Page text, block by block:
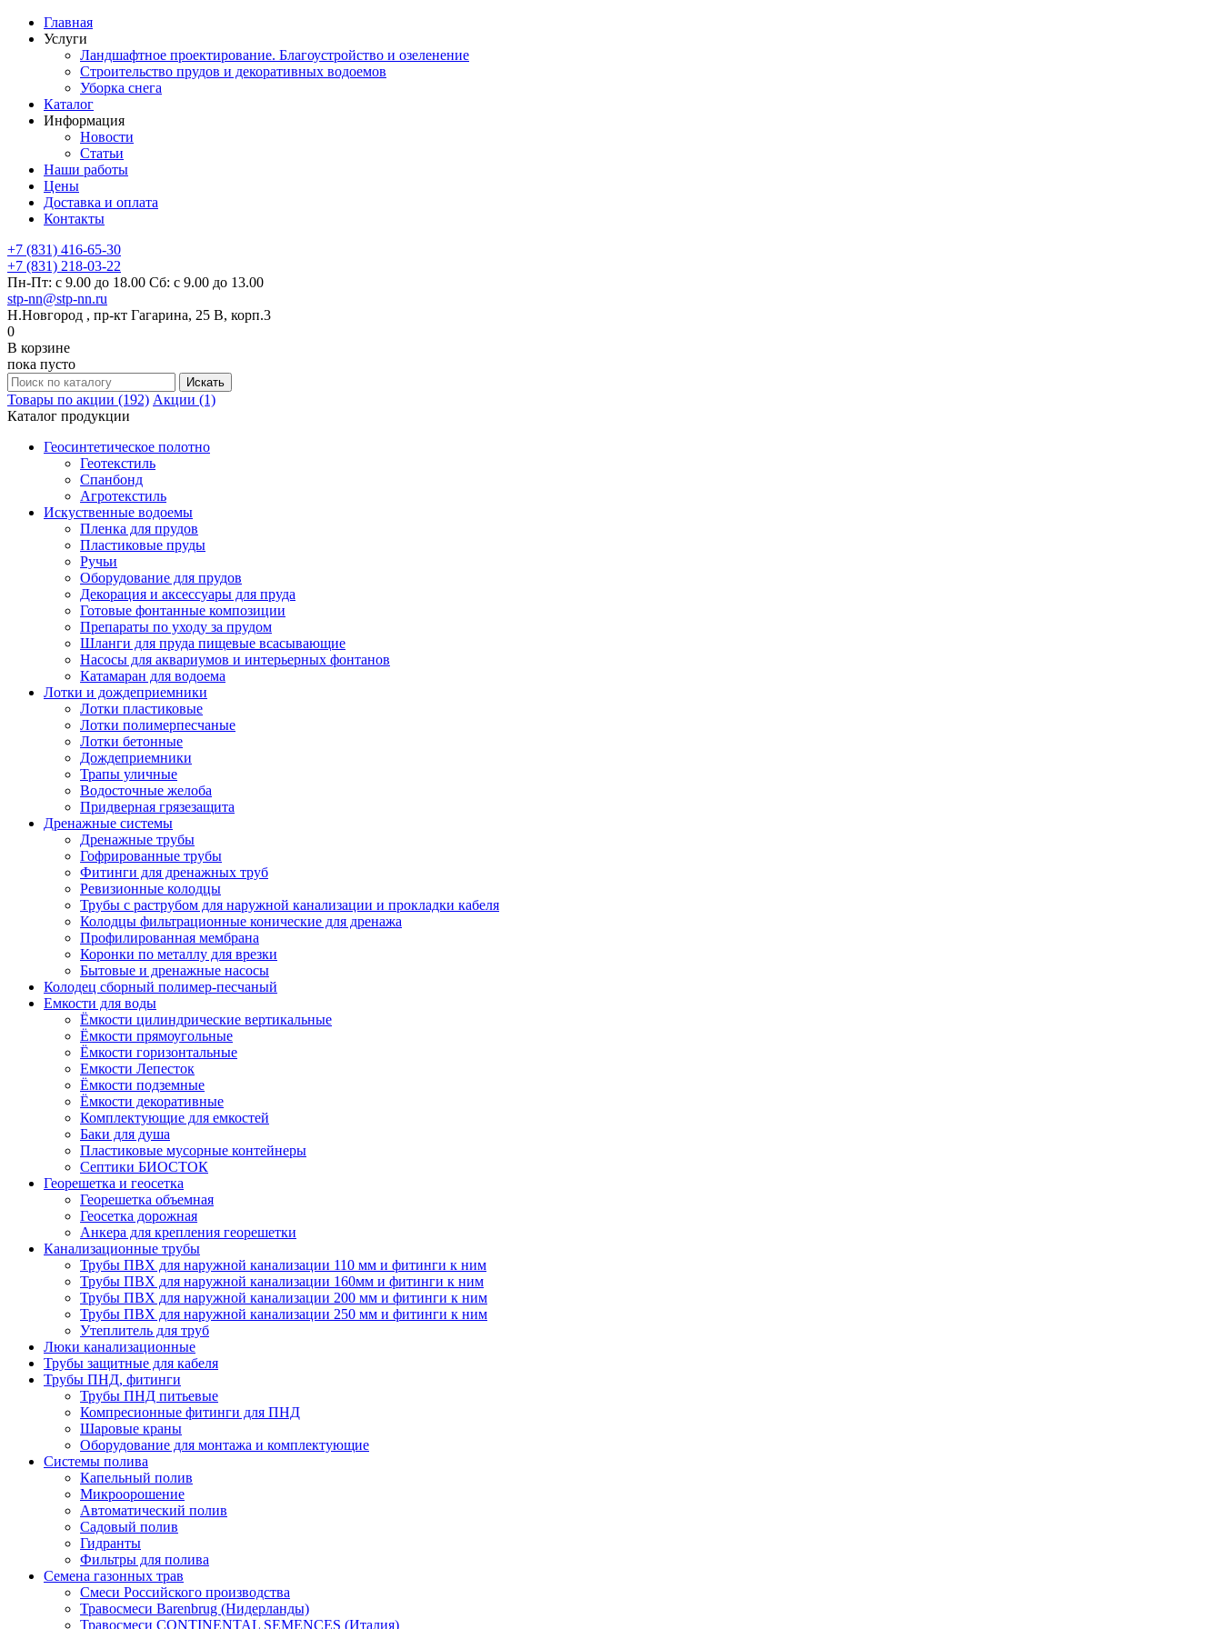
Главная
Услуги
Ландшафтное проектирование. Благоустройство и озеленение
Строительство прудов и декоративных водоемов
Уборка снега
Каталог
Информация
Новости
Статьи
Наши работы
Цены
Доставка и оплата
Контакты
+7 (831) 416-65-30
+7 (831) 218-03-22
Пн-Пт: с 9.00 до 18.00 Сб: с 9.00 до 13.00
stp-nn@stp-nn.ru
Н.Новгород , пр-кт Гагарина, 25 В, корп.3
0
В корзине
пока пусто
Товары по акции (192) Акции (1)
Каталог продукции
Геосинтетическое полотно
Геотекстиль
Спанбонд
Агротекстиль
Искуственные водоемы
Пленка для прудов
Пластиковые пруды
Ручьи
Оборудование для прудов
Декорация и аксессуары для пруда
Готовые фонтанные композиции
Препараты по уходу за прудом
Шланги для пруда пищевые всасывающие
Насосы для аквариумов и интерьерных фонтанов
Катамаран для водоема
Лотки и дождеприемники
Лотки пластиковые
Лотки полимерпесчаные
Лотки бетонные
Дождеприемники
Трапы уличные
Водосточные желоба
Придверная грязезащита
Дренажные системы
Дренажные трубы
Гофрированные трубы
Фитинги для дренажных труб
Ревизионные колодцы
Трубы с раструбом для наружной канализации и прокладки кабеля
Колодцы фильтрационные конические для дренажа
Профилированная мембрана
Коронки по металлу для врезки
Бытовые и дренажные насосы
Колодец сборный полимер-песчаный
Емкости для воды
Ёмкости цилиндрические вертикальные
Ёмкости прямоугольные
Ёмкости горизонтальные
Емкости Лепесток
Ёмкости подземные
Ёмкости декоративные
Комплектующие для емкостей
Баки для душа
Пластиковые мусорные контейнеры
Септики БИОСТОК
Георешетка и геосетка
Георешетка объемная
Геосетка дорожная
Анкера для крепления георешетки
Канализационные трубы
Трубы ПВХ для наружной канализации 110 мм и фитинги к ним
Трубы ПВХ для наружной канализации 160мм и фитинги к ним
Трубы ПВХ для наружной канализации 200 мм и фитинги к ним
Трубы ПВХ для наружной канализации 250 мм и фитинги к ним
Утеплитель для труб
Люки канализационные
Трубы защитные для кабеля
Трубы ПНД, фитинги
Трубы ПНД питьевые
Компресионные фитинги для ПНД
Шаровые краны
Оборудование для монтажа и комплектующие
Системы полива
Капельный полив
Микроорошение
Автоматический полив
Садовый полив
Гидранты
Фильтры для полива
Семена газонных трав
Смеси Российского производства
Травосмеси Barenbrug (Нидерланды)
Травосмеси CONTINENTAL SEMENCES (Италия)